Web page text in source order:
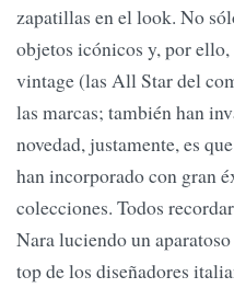
zapatillas en el look. No
objetos icónicos y, por ello,
vintage (las All Star del
las marcas; también han
novedad, justamente, es
han incorporado con gran
colecciones. Todos
Nara luciendo un
top de los diseñadores